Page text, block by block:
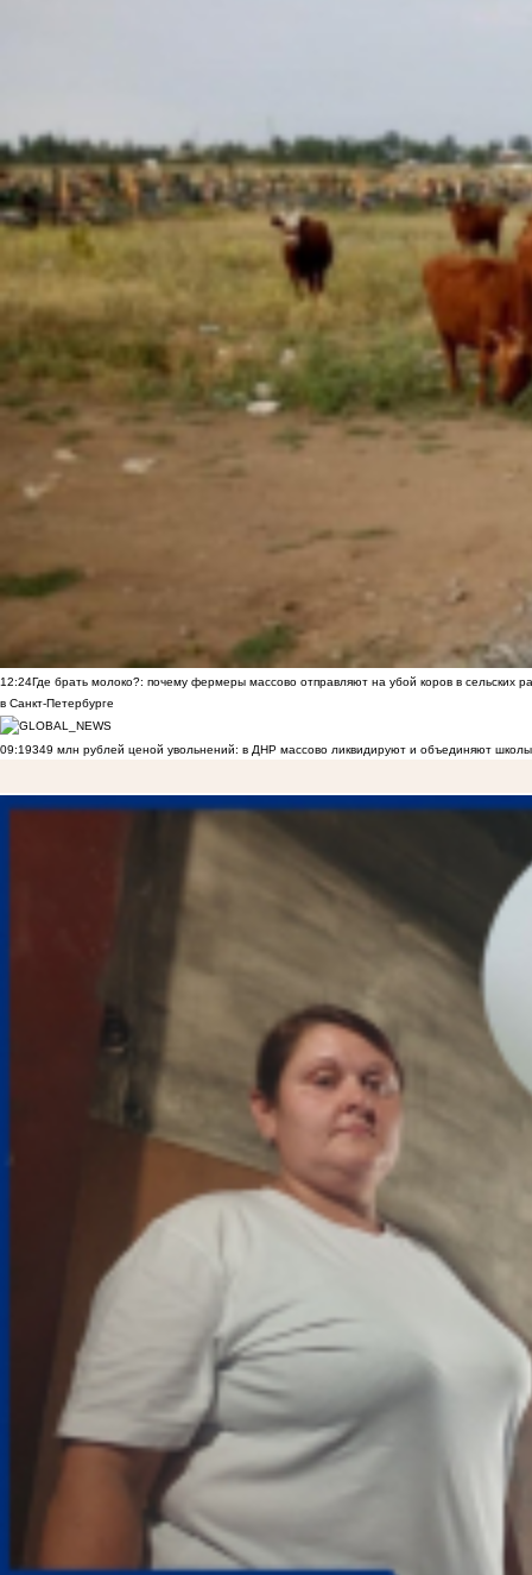
12:24Где брать молоко?: почему фермеры массово отправляют на убой коров в сельских
в Санкт-Петербурге
09:19349 млн рублей ценой увольнений: в ДНР массово ликвидируют и объединяют